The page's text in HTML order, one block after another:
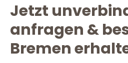
Jetzt
anfragen &
Bremen